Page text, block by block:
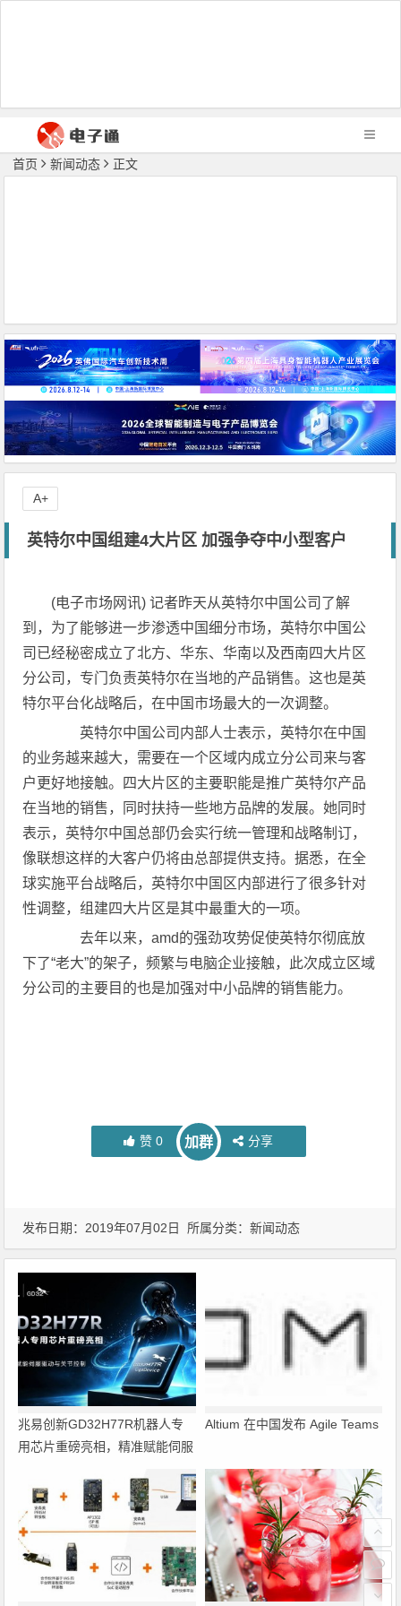
首页 新闻动态 正文
英特尔中国组建4大片区 加强争夺中小型客户
(电子市场网讯) 记者昨天从英特尔中国公司了解
到，为了能够进一步渗透中国细分市场，英特尔中国公
司已经秘密成立了北方、华东、华南以及西南四大片区
分公司，专门负责英特尔在当地的产品销售。这也是英
特尔平台化战略后，在中国市场最大的一次调整。
英特尔中国公司内部人士表示，英特尔在中国
的业务越来越大，需要在一个区域内成立分公司来与客
户更好地接触。四大片区的主要职能是推广英特尔产品
在当地的销售，同时扶持一些地方品牌的发展。她同时
表示，英特尔中国总部仍会实行统一管理和战略制订，
像联想这样的大客户仍将由总部提供支持。据悉，在全
球实施平台战略后，英特尔中国区内部进行了很多针对
性调整，组建四大片区是其中最重大的一项。
去年以来，amd的强劲攻势促使英特尔彻底放
下了“老大”的架子，频繁与电脑企业接触，此次成立区域
分公司的主要目的也是加强对中小品牌的销售能力。
赞 0 加群 分享
A+
发布日期：2019年07月02日 所属分类：新闻动态
兆易创新GD32H77R机器人专
用芯片重磅亮相，精准赋能伺服
Altium 在中国发布 Agile Teams